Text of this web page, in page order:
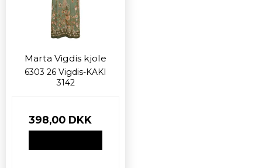
Marta Vigdis kjole
6303 26 Vigdis-KAKI
3142
398,00 DKK